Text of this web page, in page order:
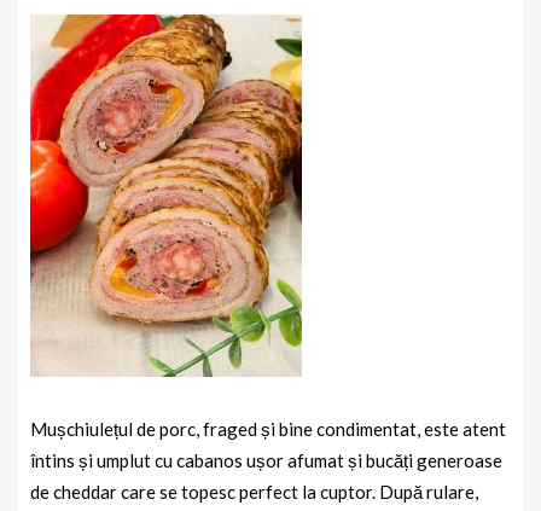
Mușchiulețul de porc, fraged și bine condimentat, este atent
întins și umplut cu cabanos ușor afumat și bucăți generoase
de cheddar care se topesc perfect la cuptor. După rulare,